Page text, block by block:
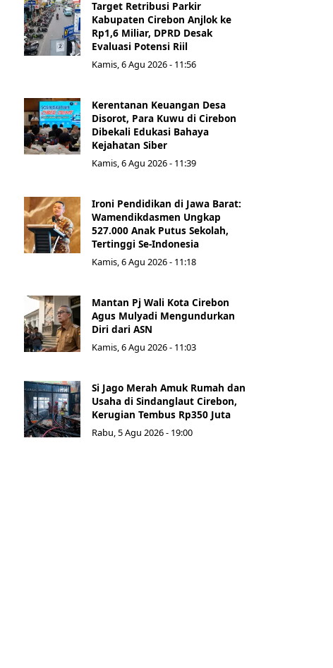
Target Retribusi Parkir
Kabupaten Cirebon Anjlok ke
Rp1,6 Miliar, DPRD Desak
Evaluasi Potensi Riil
Kamis, 6 Agu 2026 - 11:56
Kerentanan Keuangan Desa
Disorot, Para Kuwu di Cirebon
Dibekali Edukasi Bahaya
Kejahatan Siber
Kamis, 6 Agu 2026 - 11:39
Ironi Pendidikan di Jawa Barat:
Wamendikdasmen Ungkap
527.000 Anak Putus Sekolah,
Tertinggi Se-Indonesia
Kamis, 6 Agu 2026 - 11:18
Mantan Pj Wali Kota Cirebon
Agus Mulyadi Mengundurkan
Diri dari ASN
Kamis, 6 Agu 2026 - 11:03
Si Jago Merah Amuk Rumah dan
Usaha di Sindanglaut Cirebon,
Kerugian Tembus Rp350 Juta
Rabu, 5 Agu 2026 - 19:00